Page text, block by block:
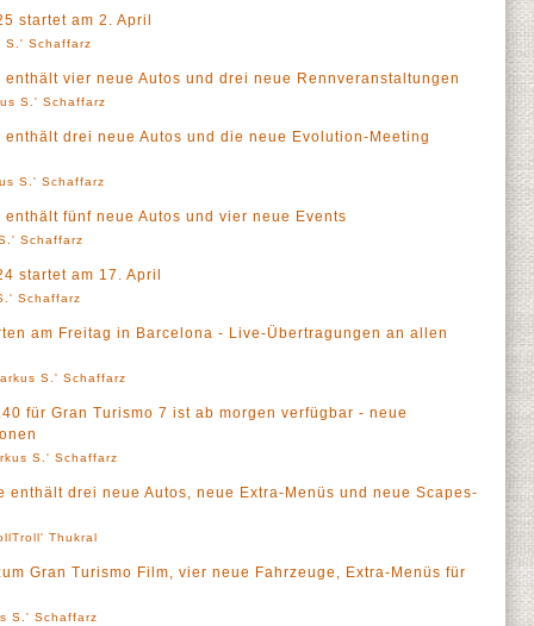
startet am 2. April
S.' Schaffarz
vier neue Autos und drei neue Rennveranstaltungen
S.' Schaffarz
drei neue Autos und die neue Evolution-Meeting
S.' Schaffarz
fünf neue Autos und vier neue Events
Schaffarz
startet am 17. April
Schaffarz
am Freitag in Barcelona - Live-Übertragungen an allen
S.' Schaffarz
für Gran Turismo 7 ist ab morgen verfügbar - neue
S.' Schaffarz
enthält drei neue Autos, neue Extra-Menüs und neue Scapes-
Thukral
Gran Turismo Film, vier neue Fahrzeuge, Extra-Menüs für
S.' Schaffarz